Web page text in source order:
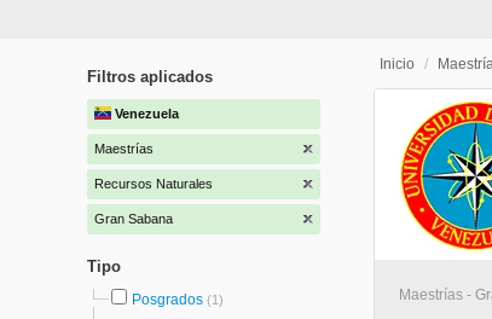
Filtros aplicados
Venezuela
Maestrías
Recursos Naturales
Gran Sabana
Tipo
Posgrados (1)
Inicio /
Maestrías -